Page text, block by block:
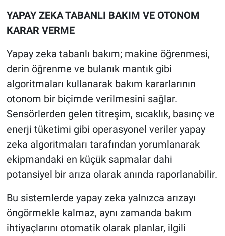
YAPAY ZEKA TABANLI BAKIM VE OTONOM
KARAR VERME
Yapay zeka tabanlı bakım; makine öğrenmesi,
derin öğrenme ve bulanık mantık gibi
algoritmaları kullanarak bakım kararlarının
otonom bir biçimde verilmesini sağlar.
Sensörlerden gelen titreşim, sıcaklık, basınç ve
enerji tüketimi gibi operasyonel veriler yapay
zeka algoritmaları tarafından yorumlanarak
ekipmandaki en küçük sapmalar dahi
potansiyel bir arıza olarak anında raporlanabilir.
Bu sistemlerde yapay zeka yalnızca arızayı
öngörmekle kalmaz, aynı zamanda bakım
ihtiyaçlarını otomatik olarak planlar, ilgili